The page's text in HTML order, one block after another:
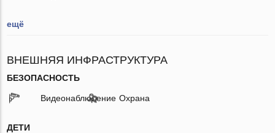
ещё
ВНЕШНЯЯ ИНФРАСТРУКТУРА
БЕЗОПАСНОСТЬ
Видеонаблюдение Охрана
ДЕТИ